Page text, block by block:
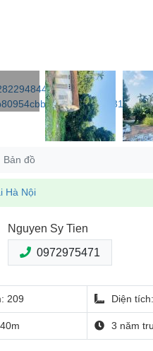
Bản đồ
Hà Nội
Nguyen Sy Tien
0972975471
209 Diện
3 năm